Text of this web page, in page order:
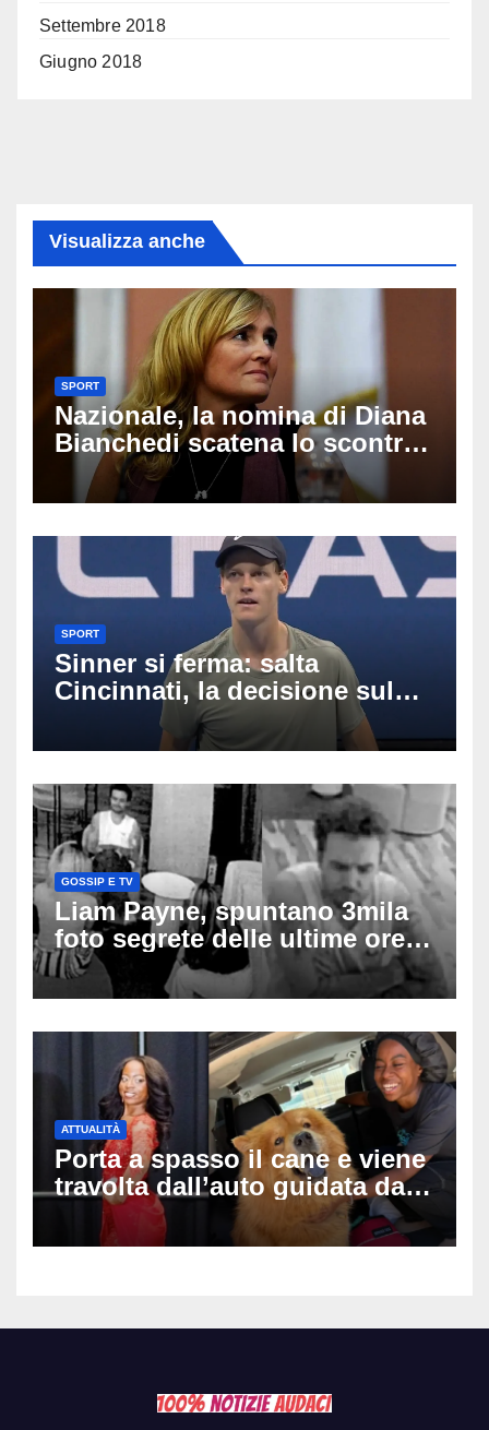
Settembre 2018
Giugno 2018
Visualizza anche
SPORT
Nazionale, la nomina di Diana
Bianchedi scatena lo scontro
tra Figc e Coni: cosa sta
succedendo
SPORT
Sinner si ferma: salta
Cincinnati, la decisione sul
ginocchio cambia il percorso
verso gli US Open
GOSSIP E TV
Liam Payne, spuntano 3mila
foto segrete delle ultime ore:
cosa è successo prima della
tragica caduta dall’hotel
ATTUALITÀ
Porta a spasso il cane e viene
travolta dall’auto guidata da
due bambini di 4 e 6 anni: l’ex
miss Kiara Bowling lotta tra la